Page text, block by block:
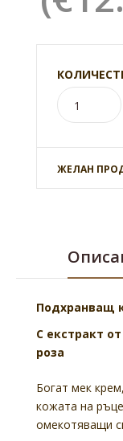
ЖЕЛАН
Подхранващ
С екстракт
роза
Богат мек
кожата на
омекотяващи